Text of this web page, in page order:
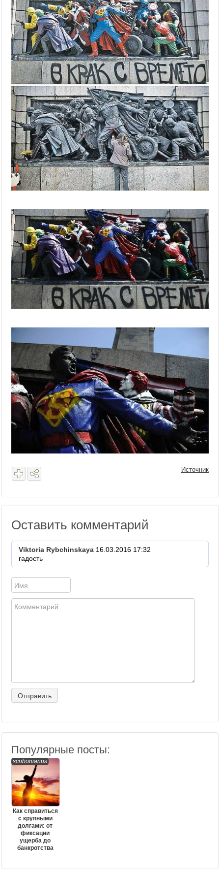
Источник
Оставить комментарий
Viktoria Rybchinskaya 16.03.2016 17:32
гадость
Популярные посты:
scribonianus
Как справиться
с крупными
долгами: от
фиксации
ущерба до
банкротства